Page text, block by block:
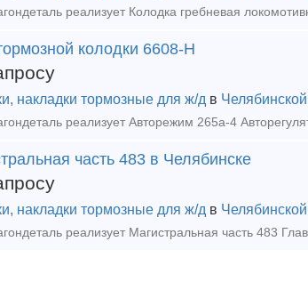
колодки 6608-Н
накладки тормозные для ж/д в
часть 483 в Челябинске
накладки тормозные для ж/д в